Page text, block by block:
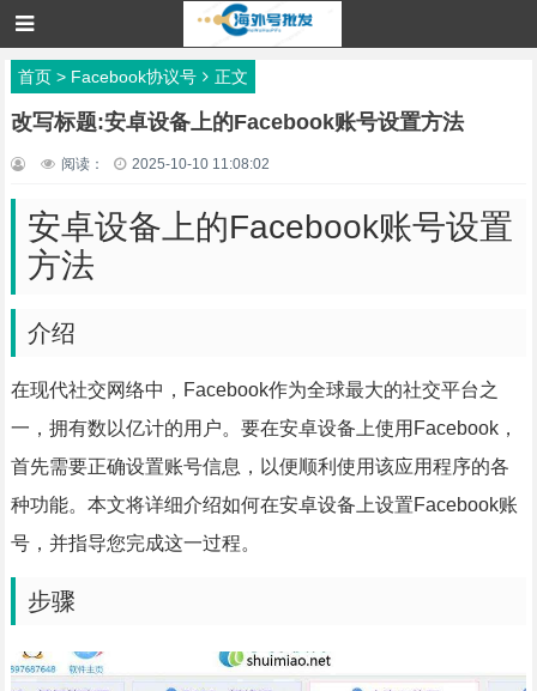
首页> Facebook协议号 正文
改写标题:安卓设备上的Facebook账号设置方法
阅读： 2025-10-10 11:08:02
安卓设备上的Facebook账号设置
方法
介绍
在现代社交网络中，Facebook作为全球最大的社交平台之
一，拥有数以亿计的用户。要在安卓设备上使用Facebook，
首先需要正确设置账号信息，以便顺利使用该应用程序的各
种功能。本文将详细介绍如何在安卓设备上设置Facebook账
号，并指导您完成这一过程。
步骤